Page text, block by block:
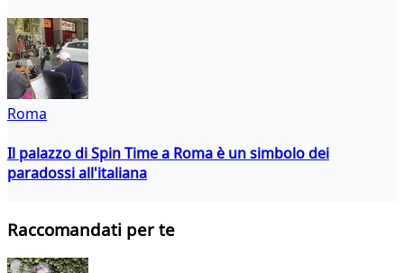
Roma
Il palazzo di Spin Time a Roma è un simbolo dei
paradossi all'italiana
Raccomandati per te